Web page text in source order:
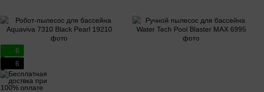
6
6